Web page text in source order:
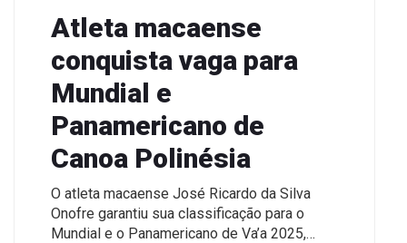
Atleta macaense
conquista vaga para
Mundial e
Panamericano de
Canoa Polinésia
O atleta macaense José Ricardo da Silva
Onofre garantiu sua classificação para o
Mundial e o Panamericano de Va’a 2025,…